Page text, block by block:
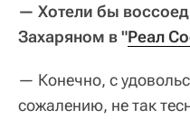
— Хотели бы
Захаряном в "Реал
— Конечно, с
сожалению, не так